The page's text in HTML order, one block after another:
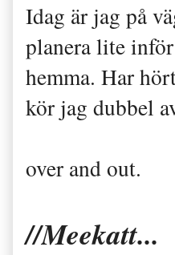
Idag är jag på
planera lite
hemma. Har
kör jag dubbel
over and out.
//Meekatt...